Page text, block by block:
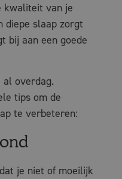
kwaliteit van je
diepe slaap zorgt
bij aan een goede
al overdag.
tips om de
te verbeteren:
je niet of moeilijk